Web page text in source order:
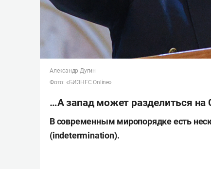
Александр Дугин
Фото: «БИЗНЕС Online»
…А запад может разделиться
В современным миропорядке есть
(indetermination).